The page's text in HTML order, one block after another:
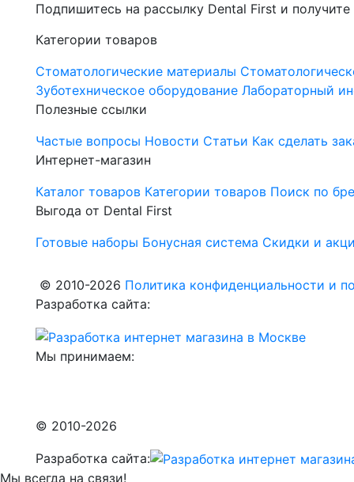
Подпишитесь на рассылку Dental First и
Категории товаров
Стоматологические материалы
Зуботехническое оборудование Лабораторный
Полезные ссылки
Частые вопросы Новости Статьи Как сделать
Интернет-магазин
Каталог товаров Категории товаров Поиск по
Выгода от Dental First
Готовые наборы Бонусная система Скидки и
© 2010-2026 Политика конфиденциальности и
Разработка сайта:
Мы принимаем:
© 2010-2026
Разработка сайта:
Мы всегда на связи!